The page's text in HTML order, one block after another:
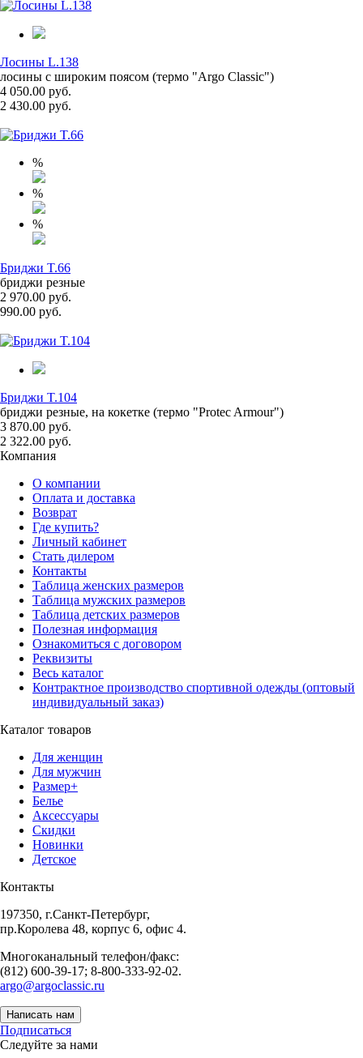
Лосины L.138
лосины с широким поясом (термо "Argo Classic")
4 050.00 руб.
2 430.00 руб.
%
%
%
Бриджи T.66
бриджи резные
2 970.00 руб.
990.00 руб.
Бриджи T.104
бриджи резные, на кокетке (термо "Protec Armour")
3 870.00 руб.
2 322.00 руб.
Компания
О компании
Оплата и доставка
Возврат
Где купить?
Личный кабинет
Стать дилером
Контакты
Таблица женских размеров
Таблица мужских размеров
Таблица детских размеров
Полезная информация
Ознакомиться с договором
Реквизиты
Весь каталог
Контрактное производство спортивной одежды (оптовый
индивидуальный заказ)
Каталог товаров
Для женщин
Для мужчин
Размер+
Белье
Аксессуары
Скидки
Новинки
Детское
Контакты
197350, г.Санкт-Петербург,
пр.Королева 48, корпус 6, офис 4.
Многоканальный телефон/факс:
(812) 600-39-17; 8-800-333-92-02.
argo@argoclassic.ru
Написать нам
Подписаться
Следуйте за нами